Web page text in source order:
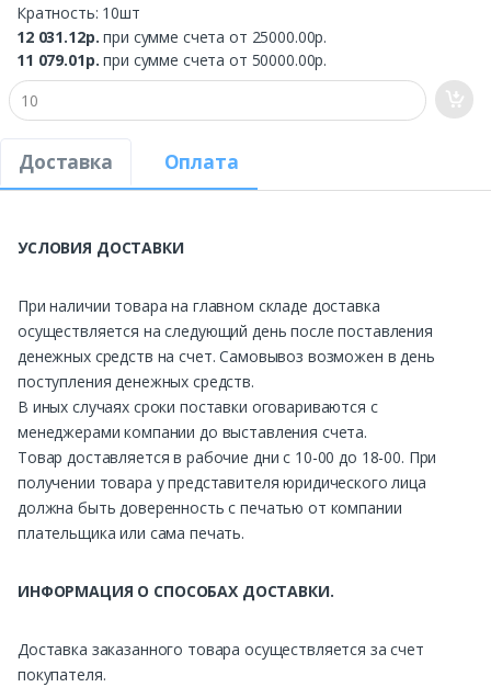
Кратность: 10шт
12 031.12р.при сумме счета от 25000.00р.
11 079.01р.при сумме счета от 50000.00р.
Доставка Оплата
УСЛОВИЯ ДОСТАВКИ
При наличии товара на главном складе доставка
осуществляется на следующий день после поставления
денежных средств на счет. Самовывоз возможен в день
поступления денежных средств.
В иных случаях сроки поставки оговариваются с
менеджерами компании до выставления счета.
Товар доставляется в рабочие дни с 10-00 до 18-00. При
получении товара у представителя юридического лица
должна быть доверенность с печатью от компании
плательщика или сама печать.
ИНФОРМАЦИЯ О СПОСОБАХ ДОСТАВКИ.
Доставка заказанного товара осуществляется за счет
покупателя.